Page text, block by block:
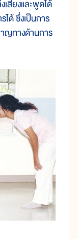
สียงและพูดได้
ได้ ซึ่งเป็นการ
ญทางด้านการ